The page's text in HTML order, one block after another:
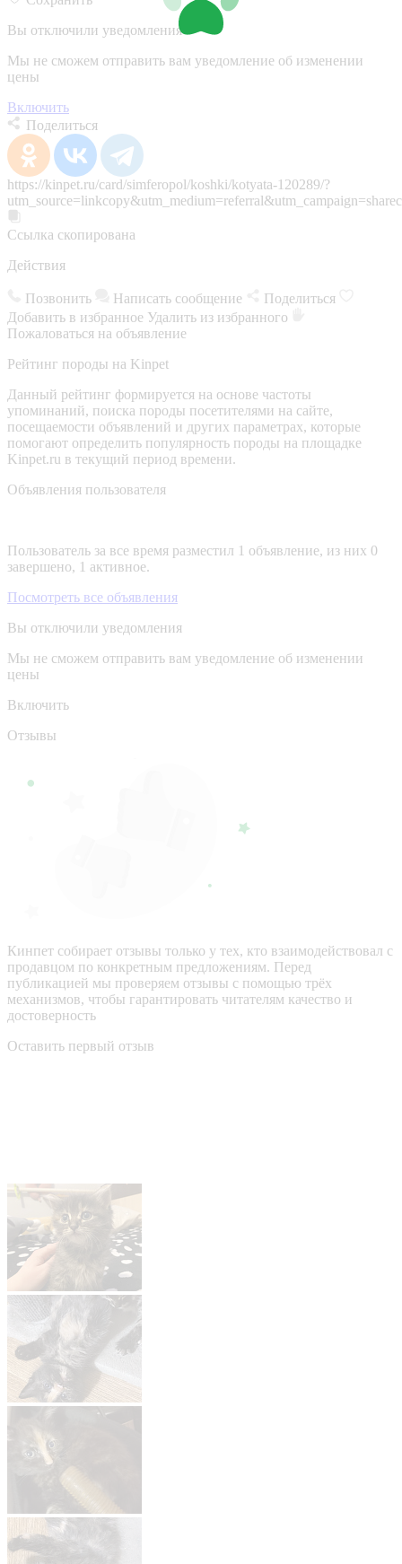
Вы отключили уведомления
Мы не сможем отправить вам уведомление об изменении
цены
Включить
Поделиться
https://kinpet.ru/card/simferopol/koshki/kotyata-120289/?
Ссылка скопирована
Действия
Позвонить Написать сообщение
Поделиться
Добавить в избранное Удалить из избранного
Пожаловаться на объявление
Рейтинг породы на Kinpet
Данный рейтинг формируется на основе частоты
упоминаний, поиска породы посетителями на сайте,
посещаемости объявлений и других параметрах, которые
помогают определить популярность породы на площадке
Kinpet.ru в текущий период времени.
Объявления пользователя
Пользователь за все время разместил 1 объявление, из них 0
завершено, 1 активное.
Посмотреть все объявления
Вы отключили уведомления
Мы не сможем отправить вам уведомление об изменении
цены
Включить
Отзывы
Кинпет собирает отзывы только у тех, кто взаимодействовал с
продавцом по конкретным предложениям. Перед
публикацией мы проверяем отзывы с помощью трёх
механизмов, чтобы гарантировать читателям качество и
достоверность
Оставить первый отзыв